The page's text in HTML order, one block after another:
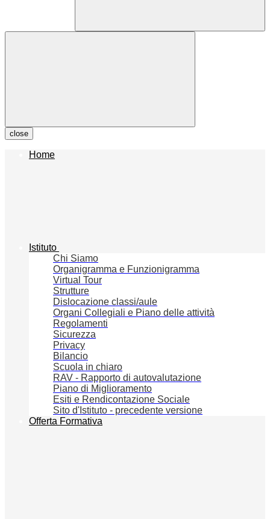
close
Home
Istituto
Chi Siamo
Organigramma e Funzionigramma
Virtual Tour
Strutture
Dislocazione classi/aule
Organi Collegiali e Piano delle attività
Regolamenti
Sicurezza
Privacy
Bilancio
Scuola in chiaro
RAV - Rapporto di autovalutazione
Piano di Miglioramento
Esiti e Rendicontazione Sociale
Sito d'Istituto - precedente versione
Offerta Formativa